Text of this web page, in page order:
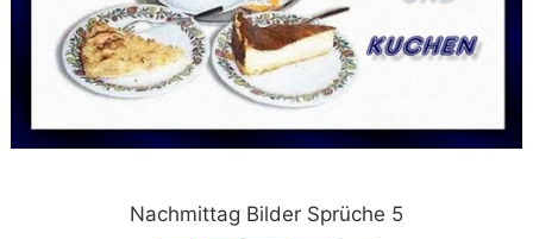
Nachmittag Bilder Sprüche 5